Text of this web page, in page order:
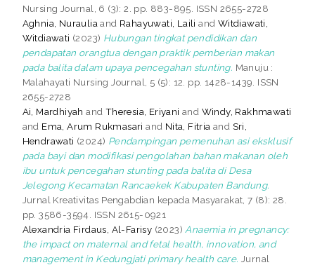
Nursing Journal, 6 (3): 2. pp. 883-895. ISSN 2655-2728
Aghnia, Nuraulia and Rahayuwati, Laili and Witdiawati,
Witdiawati (2023) Hubungan tingkat pendidikan dan
pendapatan orangtua dengan praktik pemberian makan
pada balita dalam upaya pencegahan stunting. Manuju :
Malahayati Nursing Journal, 5 (5): 12. pp. 1428-1439. ISSN
2655-2728
Ai, Mardhiyah and Theresia, Eriyani and Windy, Rakhmawati
and Ema, Arum Rukmasari and Nita, Fitria and Sri,
Hendrawati (2024) Pendampingan pemenuhan asi eksklusif
pada bayi dan modifikasi pengolahan bahan makanan oleh
ibu untuk pencegahan stunting pada balita di Desa
Jelegong Kecamatan Rancaekek Kabupaten Bandung.
Jurnal Kreativitas Pengabdian kepada Masyarakat, 7 (8): 28.
pp. 3586-3594. ISSN 2615-0921
Alexandria Firdaus, Al-Farisy (2023) Anaemia in pregnancy:
the impact on maternal and fetal health, innovation, and
management in Kedungjati primary health care. Jurnal